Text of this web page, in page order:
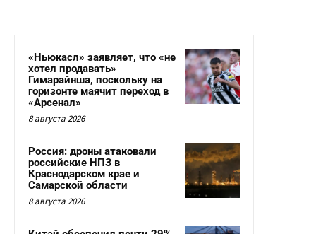
«Ньюкасл» заявляет, что «не
хотел продавать»
Гимарайнша, поскольку на
горизонте маячит переход в
«Арсенал»
8 августа 2026
Россия: дроны атаковали
российские НПЗ в
Краснодарском крае и
Самарской области
8 августа 2026